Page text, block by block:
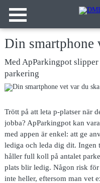
Din smartphone
Med ApParkingpot
parkering
Trött på attleta p-platser när
jobba? ApParkingpot kan
med appen är enkel: att ge
lediga och leda dig dit. Ingen
håller full koll på antalet
plats blir ledig. Någon risk för
inte heller, eftersom man vet